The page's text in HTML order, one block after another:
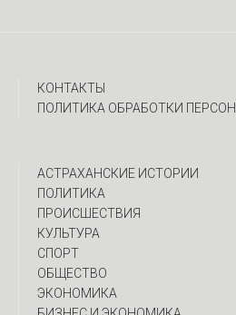
КОНТАКТЫ
ПОЛИТИКА ОБРАБОТКИ
АСТРАХАНСКИЕ ИСТОРИИ
ПОЛИТИКА
ПРОИСШЕСТВИЯ
КУЛЬТУРА
СПОРТ
ОБЩЕСТВО
ЭКОНОМИКА